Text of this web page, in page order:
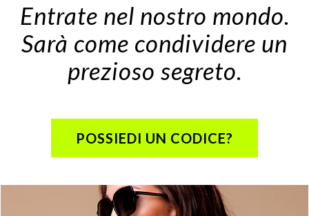
Entrate nel nostro mondo.
Sarà come condividere un
prezioso segreto.
POSSIEDI UN CODICE?